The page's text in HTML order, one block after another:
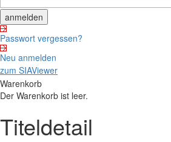
Passwort vergessen?
Neu anmelden
zum SIAViewer
Warenkorb
Der Warenkorb ist leer.
Titeldetail